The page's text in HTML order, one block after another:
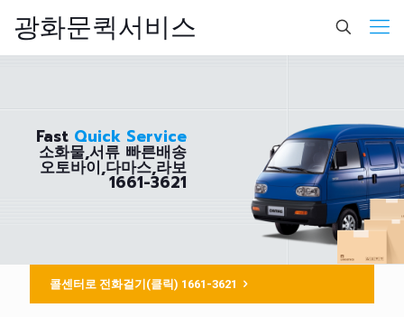
광화문퀵서비스
Fast Quick Service
소화물,서류 빠른배송
오토바이,다마스,라보
1661-3621
콜센터로 전화걸기(클릭) 1661-3621